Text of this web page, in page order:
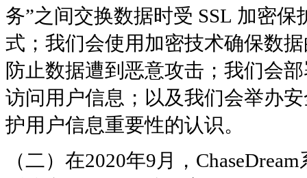
务”之间交换数据时受 SSL 加密
式；我们会使用加密技术确保数
防止数据遭到恶意攻击；我们会
访问用户信息；以及我们会举办
护用户信息重要性的认识。
（二）在2020年9月，